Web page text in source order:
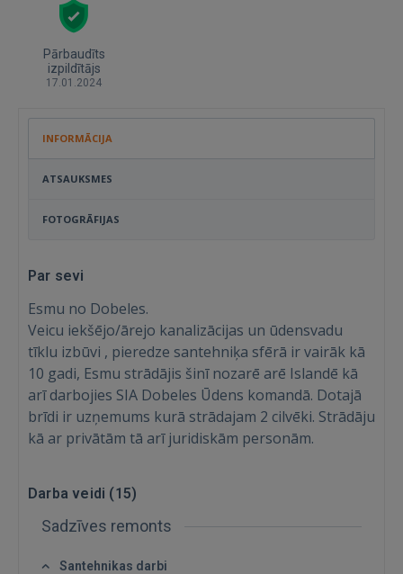
Ienākt
Pārbaudīts
izpildītājs
17.01.2024
INFORMĀCIJA
ATSAUKSMES
FOTOGRĀFIJAS
Par sevi
Esmu no Dobeles.
Veicu iekšējo/ārejo kanalizācijas un ūdensvadu
tīklu izbūvi , pieredze santehniķa sfērā ir vairāk kā
10 gadi, Esmu strādājis šinī nozarē arē Islandē kā
arī darbojies SIA Dobeles Ūdens komandā. Dotajā
brīdi ir uzņemums kurā strādajam 2 cilvēki. Strādāju
kā ar privātām tā arī juridiskām personām.
Darba veidi (15)
Sadzīves remonts
Santehnikas darbi